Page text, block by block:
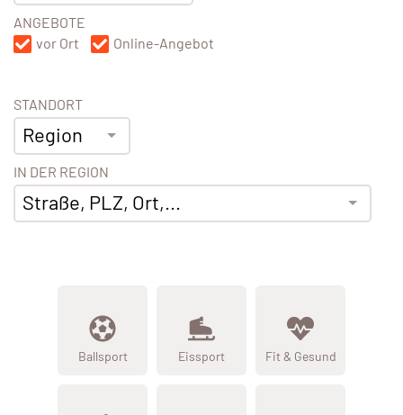
ANGEBOTE
vor Ort
Online-Angebot
STANDORT
Region
IN DER REGION
Straße, PLZ, Ort,...
Ballsport Eissport Fit & Gesund